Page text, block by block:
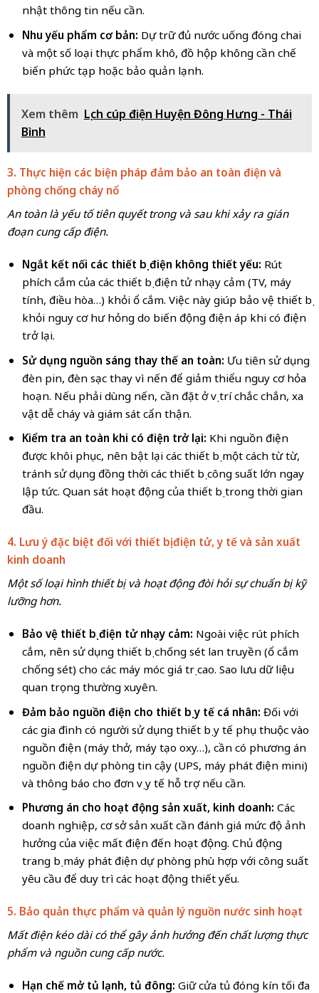
nhật thông tin nếu cần.
Nhu yếu phẩm cơ bản: Dự trữ đủ nước uống đóng chai
và một số loại thực phẩm khô, đồ hộp không cần chế
biến phức tạp hoặc bảo quản lạnh.
Xem thêm Lịch cúp điện Huyện Đông Hưng - Thái
Bình
3. Thực hiện các biện pháp đảm bảo an toàn điện và
phòng chống cháy nổ
An toàn là yếu tố tiên quyết trong và sau khi xảy ra gián
đoạn cung cấp điện.
Ngắt kết nối các thiết bị điện không thiết yếu: Rút
phích cắm của các thiết bị điện tử nhạy cảm (TV, máy
tính, điều hòa…) khỏi ổ cắm. Việc này giúp bảo vệ thiết bị
khỏi nguy cơ hư hỏng do biến động điện áp khi có điện
trở lại.
Sử dụng nguồn sáng thay thế an toàn: Ưu tiên sử dụng
đèn pin, đèn sạc thay vì nến để giảm thiểu nguy cơ hỏa
hoạn. Nếu phải dùng nến, cần đặt ở vị trí chắc chắn, xa
vật dễ cháy và giám sát cẩn thận.
Kiểm tra an toàn khi có điện trở lại: Khi nguồn điện
được khôi phục, nên bật lại các thiết bị một cách từ từ,
tránh sử dụng đồng thời các thiết bị công suất lớn ngay
lập tức. Quan sát hoạt động của thiết bị trong thời gian
đầu.
4. Lưu ý đặc biệt đối với thiết bị điện tử, y tế và sản xuất
kinh doanh
Một số loại hình thiết bị và hoạt động đòi hỏi sự chuẩn bị kỹ
lưỡng hơn.
Bảo vệ thiết bị điện tử nhạy cảm: Ngoài việc rút phích
cắm, nên sử dụng thiết bị chống sét lan truyền (ổ cắm
chống sét) cho các máy móc giá trị cao. Sao lưu dữ liệu
quan trọng thường xuyên.
Đảm bảo nguồn điện cho thiết bị y tế cá nhân: Đối với
các gia đình có người sử dụng thiết bị y tế phụ thuộc vào
nguồn điện (máy thở, máy tạo oxy…), cần có phương án
nguồn điện dự phòng tin cậy (UPS, máy phát điện mini)
và thông báo cho đơn vị y tế hỗ trợ nếu cần.
Phương án cho hoạt động sản xuất, kinh doanh: Các
doanh nghiệp, cơ sở sản xuất cần đánh giá mức độ ảnh
hưởng của việc mất điện đến hoạt động. Chủ động
trang bị máy phát điện dự phòng phù hợp với công suất
yêu cầu để duy trì các hoạt động thiết yếu.
5. Bảo quản thực phẩm và quản lý nguồn nước sinh hoạt
Mất điện kéo dài có thể gây ảnh hưởng đến chất lượng thực
phẩm và nguồn cung cấp nước.
Hạn chế mở tủ lạnh, tủ đông: Giữ cửa tủ đóng kín tối đa